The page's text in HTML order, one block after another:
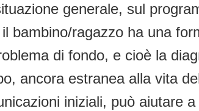
generale, sul
bambino/ragazzo ha una
di fondo, e cioè la
ancora estranea alla vita
iniziali, può aiutare